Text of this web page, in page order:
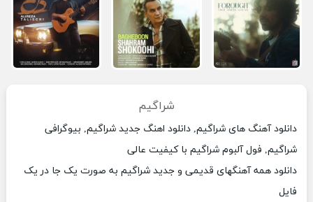
شراگیم
دانلود آهنگ های شراگیم, دانلود اهنگ جدید شراگیم, بیوگرافی
شراگیم, فول آلبوم شراگیم با کیفیت عالی
دانلود همه آهنگهای قدیمی و جدید شراگیم به صورت یک جا در یک
فایل